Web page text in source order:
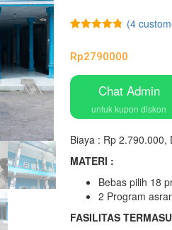
based on
ratings
(4
Rp2790000
Chat Admin
untuk kupon diskon
Biaya : Rp
MATERI :
Bebas pilih 18
2 Program
FASILITAS